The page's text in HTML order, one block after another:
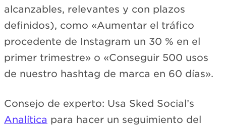
alcanzables, relevantes y con plazos
definidos), como «Aumentar el tráfico
procedente de Instagram un 30 % en el
primer trimestre» o «Conseguir 500 usos
de nuestro hashtag de marca en 60 días».
Consejo de experto: Usa Sked Social’s
Analítica para hacer un seguimiento del